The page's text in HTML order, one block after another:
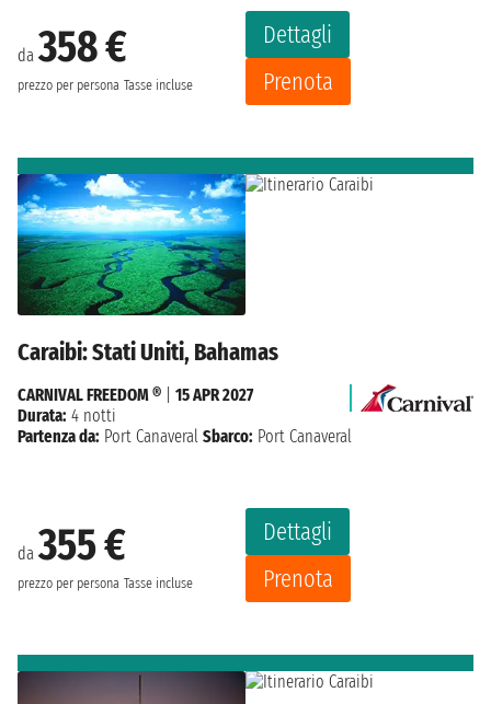
da358 €
prezzo per persona Tasse incluse
Dettagli
Prenota
Caraibi: Stati Uniti, Bahamas
da355 €
prezzo per persona Tasse incluse
Dettagli
Prenota
CARNIVAL FREEDOM ®
15 APR 2027
Durata: 4 notti
Partenza da: Port Canaveral Sbarco: Port Canaveral